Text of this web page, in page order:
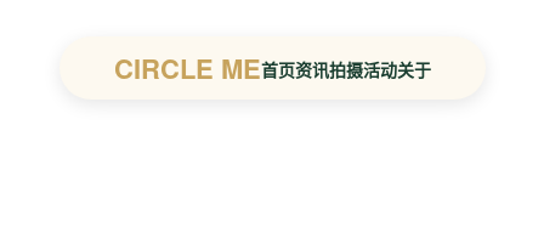
CIRCLE ME首页资讯拍摄活动关于